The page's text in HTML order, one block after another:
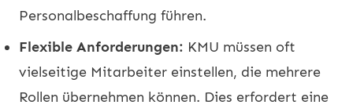
Personalbeschaffung führen.
Flexible Anforderungen: KMU müssen oft
vielseitige Mitarbeiter einstellen, die mehrere
Rollen übernehmen können. Dies erfordert eine